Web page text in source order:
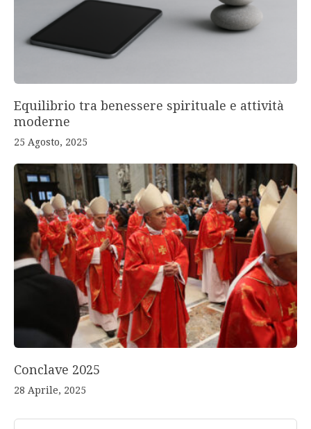
Equilibrio tra benessere spirituale e attività
moderne
25 Agosto, 2025
Conclave 2025
28 Aprile, 2025